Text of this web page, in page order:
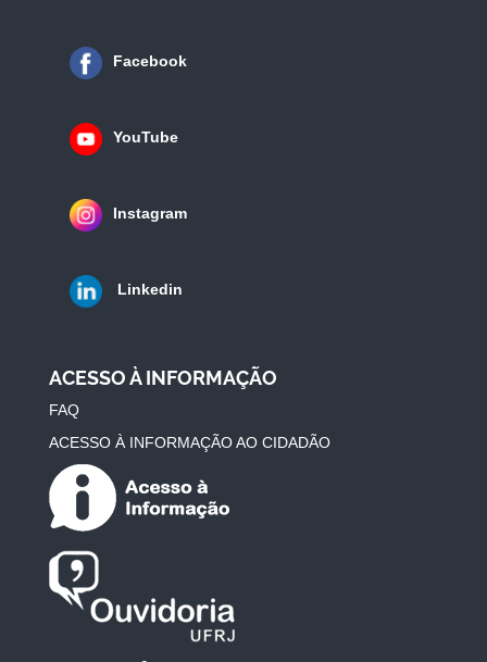
Facebook
YouTube
Instagram
Linkedin
ACESSO À INFORMAÇÃO
FAQ
ACESSO À INFORMAÇÃO AO CIDADÃO